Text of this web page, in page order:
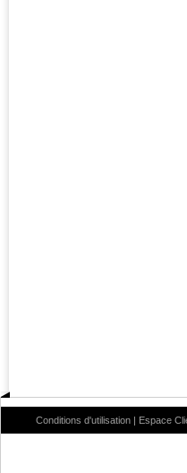
Conditions d'utilisation | Espace